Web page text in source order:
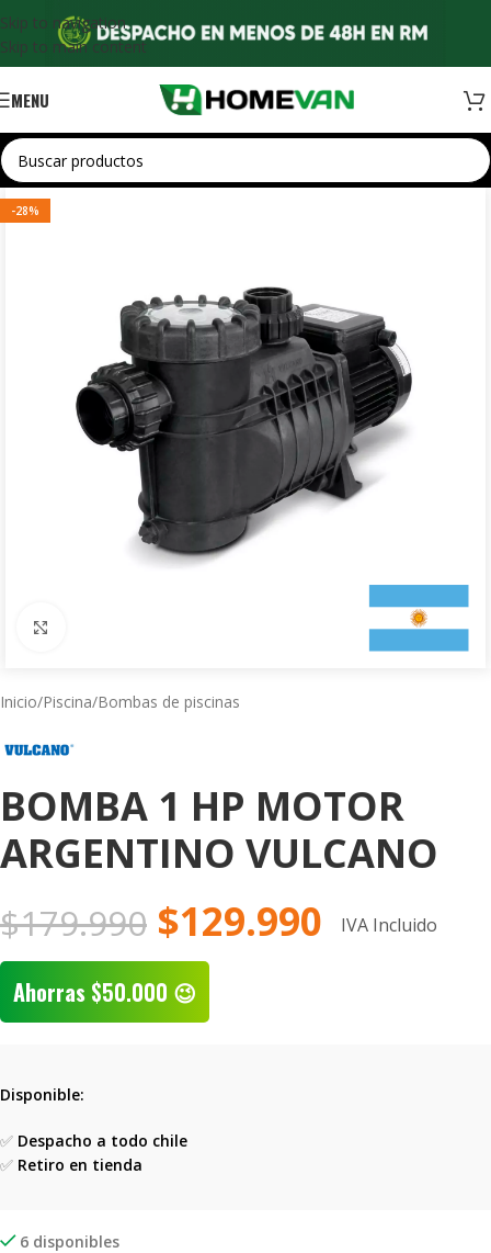
Skip to navigation
Skip to main content
MENU
-28%
Inicio/Piscina/Bombas de piscinas
BOMBA 1 HP MOTOR
ARGENTINO VULCANO
$179.990 $129.990 IVA Incluido
Ahorras $50.000 😉
Disponible:
✅ Despacho a todo chile
✅ Retiro en tienda
6 disponibles